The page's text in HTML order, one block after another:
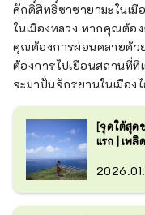
ศักดิ์สิทธิ์ซาซายามะในเมื
ในเมืองหลวง หากคุณต้
คุณต้องการผ่อนคลายด้
ต้องการไปเยือนสถานที่
จะมาปั่นจักรยานในเมือง
[จุดใต้สุด
แรก | เพ